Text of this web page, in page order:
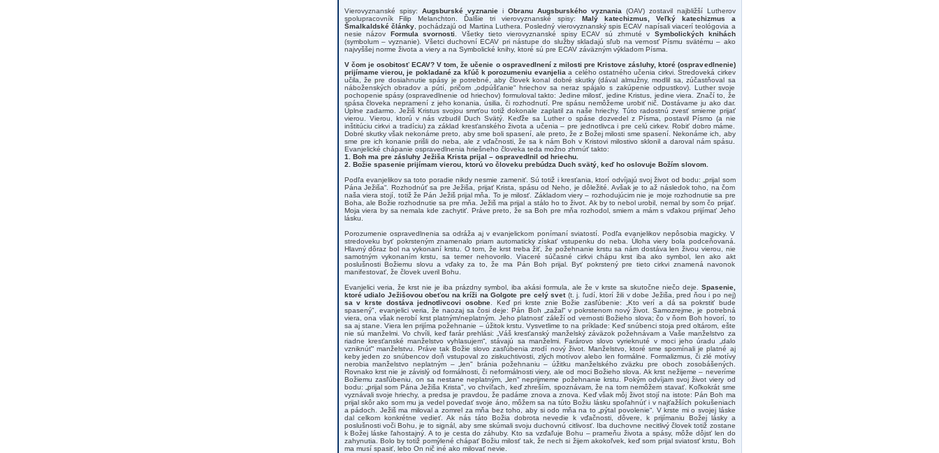
Vierovyznanské spisy: Augsburské vyznaniei Obranu Augsburského vyznania (OAV) zostavil najbližší Lutherov
spolupracovník Filip Melanchton. Ďalšie tri vierovyznanské spisy: Malý katechizmus, Veľký katechizmus a
Šmalkaldské články, pochádzajú od Martina Luthera. Posledný vierovyznanský spis ECAV napísali viacerí teológovia a
nesie názov Formula svornosti . Všetky tieto vierovyznanské spisy ECAV sú zhrnuté v Symbolických knihách
(symbolum – vyznanie). Všetci duchovní ECAV pri nástupe do služby skladajú sľub na vernosť Písmu svätému – ako
najvyššej norme života a viery a na Symbolické knihy, ktoré sú pre ECAV záväzným výkladom Písma.
V čom je osobitosť ECAV? V tom, že učenie o ospravedlnení z milosti pre Kristove zásluhy, ktoré (ospravedlnenie)
prijímame vierou, je pokladané za kľúč k porozumeniu evanjelia a celého ostatného učenia cirkvi. Stredoveká cirkev
učila, že pre dosiahnutie spásy je potrebné, aby človek konal dobré skutky (dával almužny, modlil sa, zúčastňoval sa
náboženských obradov a pútí, pričom „odpúšťanie“ hriechov sa neraz spájalo s zakúpenie odpustkov). Luther svoje
pochopenie spásy (ospravedlnenie od hriechov) formuloval takto: Jedine milosť, jedine Kristus, jedine viera. Značí to, že
spása človeka nepramení z jeho konania, úsilia, či rozhodnutí. Pre spásu nemôžeme urobiť nič. Dostávame ju ako dar.
Úplne zadarmo. Ježiš Kristus svojou smrťou totiž dokonale zaplatil za naše hriechy. Túto radostnú zvesť smieme prijať
vierou. Vierou, ktorú v nás vzbudil Duch Svätý. Keďže sa Luther o spáse dozvedel z Písma, postavil Písmo (a nie
inštitúciu cirkvi a tradíciu) za základ kresťanského života a učenia – pre jednotlivca i pre celú cirkev. Robiť dobro máme.
Dobré skutky však nekonáme preto, aby sme boli spasení, ale preto, že z Božej milosti sme spasení. Nekonáme ich, aby
sme pre ich konanie prišli do neba, ale z vďačnosti, že sa k nám Boh v Kristovi milostivo sklonil a daroval nám spásu.
Evanjelické chápanie ospravedlnenia hriešneho človeka teda možno zhrnúť takto:
1. Boh ma pre zásluhy Ježiša Krista prijal – ospravedlnil od hriechu.
2. Božie spasenie prijímam vierou, ktorú vo človeku prebúdza Duch svätý, keď ho oslovuje Božím slovom.
Podľa evanjelikov sa toto poradie nikdy nesmie zameniť. Sú totiž i kresťania, ktorí odvíjajú svoj život od bodu: „prijal som
Pána Ježiša“. Rozhodnúť sa pre Ježiša, prijať Krista, spásu od Neho, je dôležité. Avšak je to až následok toho, na čom
naša viera stojí, totiž že Pán Ježiš prijal mňa. To je milosť. Základom viery – rozhodujúcim nie je moje rozhodnutie sa pre
Boha, ale Božie rozhodnutie sa pre mňa. Ježiš ma prijal a stálo ho to život. Ak by to nebol urobil, nemal by som čo prijať.
Moja viera by sa nemala kde zachytiť. Práve preto, že sa Boh pre mňa rozhodol, smiem a mám s vďakou prijímať Jeho
lásku.
Porozumenie ospravedlnenia sa odráža aj v evanjelickom ponímaní sviatostí. Podľa evanjelikov nepôsobia magicky. V
stredoveku byť pokrsteným znamenalo priam automaticky získať vstupenku do neba. Úloha viery bola podceňovaná.
Hlavný dôraz bol na vykonaní krstu. O tom, že krst treba žiť, že požehnanie krstu sa nám dostáva len živou vierou, nie
samotným vykonaním krstu, sa temer nehovorilo. Viaceré súčasné cirkvi chápu krst iba ako symbol, len ako akt
poslušnosti Božiemu slovu a vďaky za to, že ma Pán Boh prijal. Byť pokrstený pre tieto cirkvi znamená navonok
manifestovať, že človek uveril Bohu.
Evanjelici veria, že krst nie je iba prázdny symbol, iba akási formula, ale že v krste sa skutočne niečo deje. Spasenie,
ktoré udialo Ježišovou obeťou na kríži na Golgote pre celý svet(t. j. ľudí, ktorí žili v dobe Ježiša, pred ňou i po nej)
sa v krste dostáva jednotlivcovi osobne. Keď pri krste znie Božie zasľúbenie: „Kto verí a dá sa pokrstiť bude
spasený", evanjelici veria, že naozaj sa čosi deje: Pán Boh „zažal“ v pokrstenom nový život. Samozrejme, je potrebná
viera, ona však nerobí krst platným/neplatným. Jeho platnosť záleží od vernosti Božieho slova; čo v ňom Boh hovorí, to
sa aj stane. Viera len prijíma požehnanie – úžitok krstu. Vysvetlime to na príklade: Keď snúbenci stoja pred oltárom, ešte
nie sú manželmi. Vo chvíli, keď farár prehlási: „Váš kresťanský manželský záväzok požehnávam a Vaše manželstvo za
riadne kresťanské manželstvo vyhlasujem“, stávajú sa manželmi. Farárovo slovo vyrieknuté v moci jeho úradu „dalo
vzniknúť“ manželstvu. Práve tak Božie slovo zasľúbenia zrodí nový život. Manželstvo, ktoré sme spomínali je platné aj
keby jeden zo snúbencov doň vstupoval zo ziskuchtivosti, zlých motívov alebo len formálne. Formalizmus, či zlé motívy
nerobia manželstvo neplatným – „len" bránia požehnaniu – úžitku manželského zväzku pre oboch zosobášených.
Rovnako krst nie je závislý od formálnosti, či neformálnosti viery, ale od moci Božieho slova. Ak krst nežijeme – neveríme
Božiemu zasľúbeniu, on sa nestane neplatným, „len“ neprijmeme požehnanie krstu. Pokým odvíjam svoj život viery od
bodu: „prijal som Pána Ježiša Krista", vo chvíľach, keď zhreším, spoznávam, že na tom nemôžem stavať. Koľkokrát sme
vyznávali svoje hriechy, a predsa je pravdou, že padáme znova a znova. Keď však môj život stojí na istote: Pán Boh ma
prijal skôr ako som mu ja vedel povedať svoje áno, môžem sa na túto Božiu lásku spoľahnúť i v najťažších pokušeniach
a pádoch. Ježiš ma miloval a zomrel za mňa bez toho, aby si odo mňa na to „pýtal povolenie“. V krste mi o svojej láske
dal celkom konkrétne vedieť. Ak nás táto Božia dobrota nevedie k vďačnosti, dôvere, k prijímaniu Božej lásky a
poslušnosti voči Bohu, je to signál, aby sme skúmali svoju duchovnú citlivosť. Iba duchovne necitlivý človek totiž zostane
k Božej láske ľahostajný. A to je cesta do záhuby. Kto sa vzďaľuje Bohu – prameňu života a spásy, môže dôjsť len do
zahynutia. Bolo by totiž pomýlené chápať Božiu milosť tak, že nech si žijem akokoľvek, keď som prijal sviatosť krstu, Boh
ma musí spasiť, lebo On nič iné ako milovať nevie.